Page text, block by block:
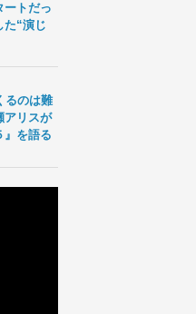
ートだっ
“演じ
るのは難
リスが
』を語る